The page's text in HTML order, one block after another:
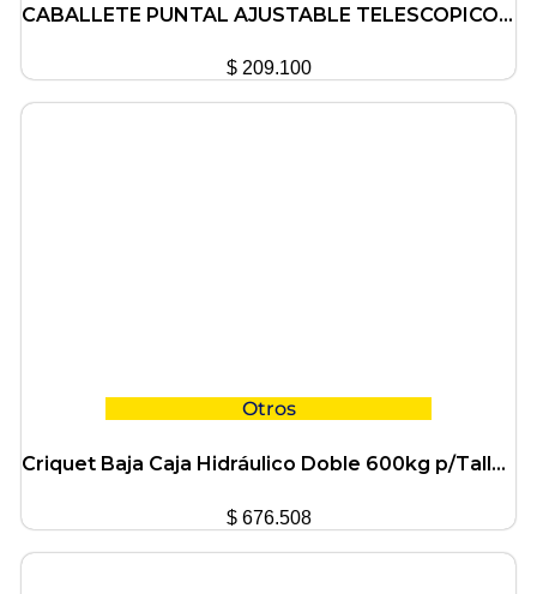
CABALLETE PUNTAL AJUSTABLE TELESCOPICO P/ELEVADOR CICCARELLI
$209.100
Otros
Criquet Baja Caja Hidráulico Doble 600kg p/Taller Ciccarelli
$676.508